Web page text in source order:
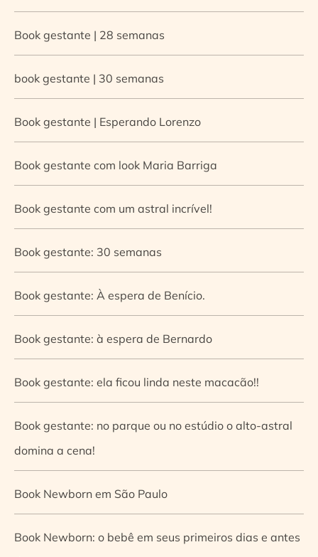
Book gestante | 28 semanas
book gestante | 30 semanas
Book gestante | Esperando Lorenzo
Book gestante com look Maria Barriga
Book gestante com um astral incrível!
Book gestante: 30 semanas
Book gestante: À espera de Benício.
Book gestante: à espera de Bernardo
Book gestante: ela ficou linda neste macacão!!
Book gestante: no parque ou no estúdio o alto-astral
domina a cena!
Book Newborn em São Paulo
Book Newborn: o bebê em seus primeiros dias e antes